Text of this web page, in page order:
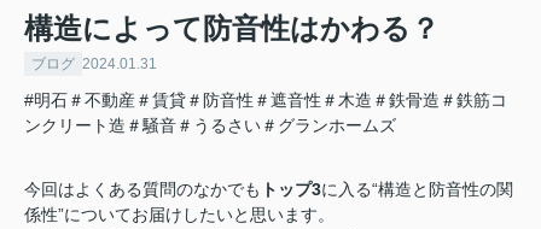
構造によって防音性はかわる？
ブログ 2024.01.31
#明石＃不動産＃賃貸＃防音性＃遮音性＃木造＃鉄骨造＃鉄筋コ
ンクリート造＃騒音＃うるさい＃グランホームズ
今回はよくある質問のなかでも トップ3に入る“構造と防音性の関
係性”についてお届けしたいと思います。